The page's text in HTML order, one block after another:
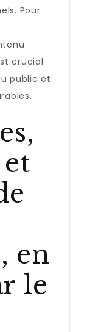
Pour
crucial
public et
, en
le